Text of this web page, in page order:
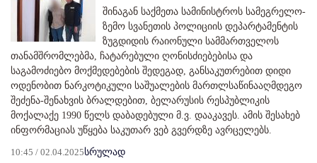
შინაგან საქმეთა სამინისტროს სამეგრელო-
ზემო სვანეთის პოლიციის დეპარტამენტის
ზუგდიდის რაიონული სამმართველოს
თანამშრომლებმა, ჩატარებული ღონისძიებებისა და
საგამოძიებო მოქმედებების შედეგად, განსაკუთრებით დიდი
ოდენობით ნარკოტიკული საშუალების მართლსაწინააღმდეგო
შეძენა-შენახვის ბრალდებით, ბელარუსის რესპუბლიკის
მოქალაქე 1990 წელს დაბადებული მ.ვ. დააკავეს. ამის შესახებ
ინფორმაციას უწყება საკუთარ ვებ გვერდზე ავრცელებს.
10:45 / 02.04.2025სრულად